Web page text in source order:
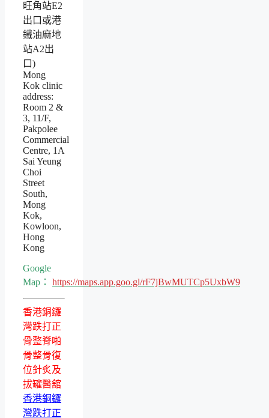
旺角站E2
出口或港
鐵油麻地
站A2出
口)
Mong
Kok clinic
address:
Room 2 &
3, 11/F,
Pakpolee
Commercial
Centre, 1A
Sai Yeung
Choi
Street
South,
Mong
Kok,
Kowloon,
Hong
Kong
Google
Map： https://maps.app.goo.gl/rF7jBwMUTCp5UxbW9
香港銅鑼
灣跌打正
骨整脊啪
骨整骨復
位針炙及
拔罐醫舘
香港銅鑼
灣跌打正